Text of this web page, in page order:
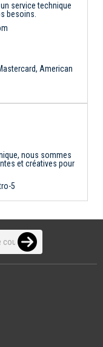
service technique
besoins.
American
nous sommes
et créatives pour
5